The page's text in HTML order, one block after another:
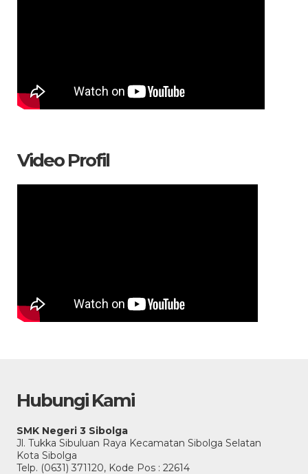
Video Profil
Hubungi Kami
SMK Negeri 3 Sibolga
Jl. Tukka Sibuluan Raya Kecamatan Sibolga Selatan
Kota Sibolga
Telp. (0631) 371120, Kode Pos : 22614